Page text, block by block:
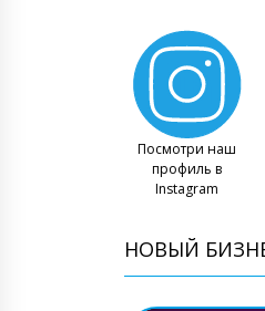
Посмотри наш
профиль в
Instagram
НОВЫЙ